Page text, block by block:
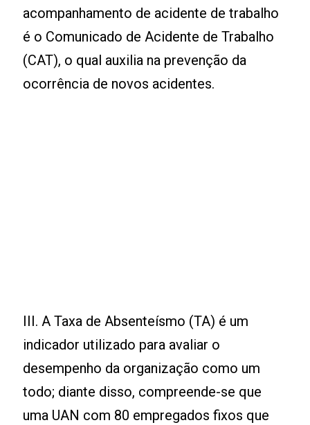
acompanhamento de acidente de trabalho
é o Comunicado de Acidente de Trabalho
(CAT), o qual auxilia na prevenção da
ocorrência de novos acidentes.
III. A Taxa de Absenteísmo (TA) é um
indicador utilizado para avaliar o
desempenho da organização como um
todo; diante disso, compreende-se que
uma UAN com 80 empregados fixos que